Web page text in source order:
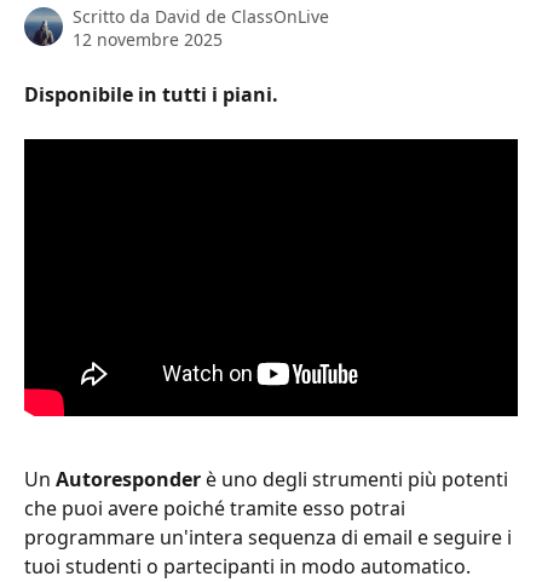
Scritto da David de ClassOnLive
12 novembre 2025
Disponibile in tutti i piani.
Un Autoresponder è uno degli strumenti più potenti
che puoi avere poiché tramite esso potrai
programmare un'intera sequenza di email e seguire i
tuoi studenti o partecipanti in modo automatico.